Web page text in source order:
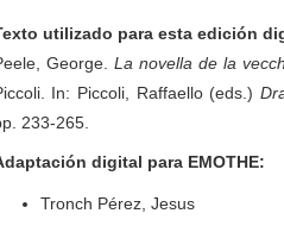
utilizado para esta edición
George. La novella de la
In: Piccoli, Raffaello (eds.)
233-265.
digital para EMOTHE:
Tronch Pérez, Jesus